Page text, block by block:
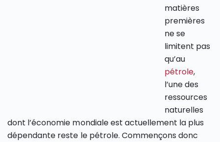
matières
premières
ne se
limitent pas
qu’au
pétrole,
l’une des
ressources
naturelles
dont l’économie mondiale est actuellement la plus
dépendante reste le pétrole. Commençons donc